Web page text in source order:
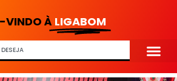
VINDO À LIGABOM